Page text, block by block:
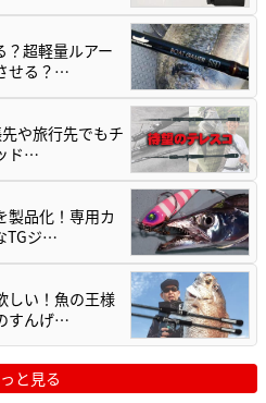
？超軽量ルアー
せる？…
や旅行先でもチ
ド…
製品化！専用カ
TGジ…
しい！魚の王様
すんげ…
と見る